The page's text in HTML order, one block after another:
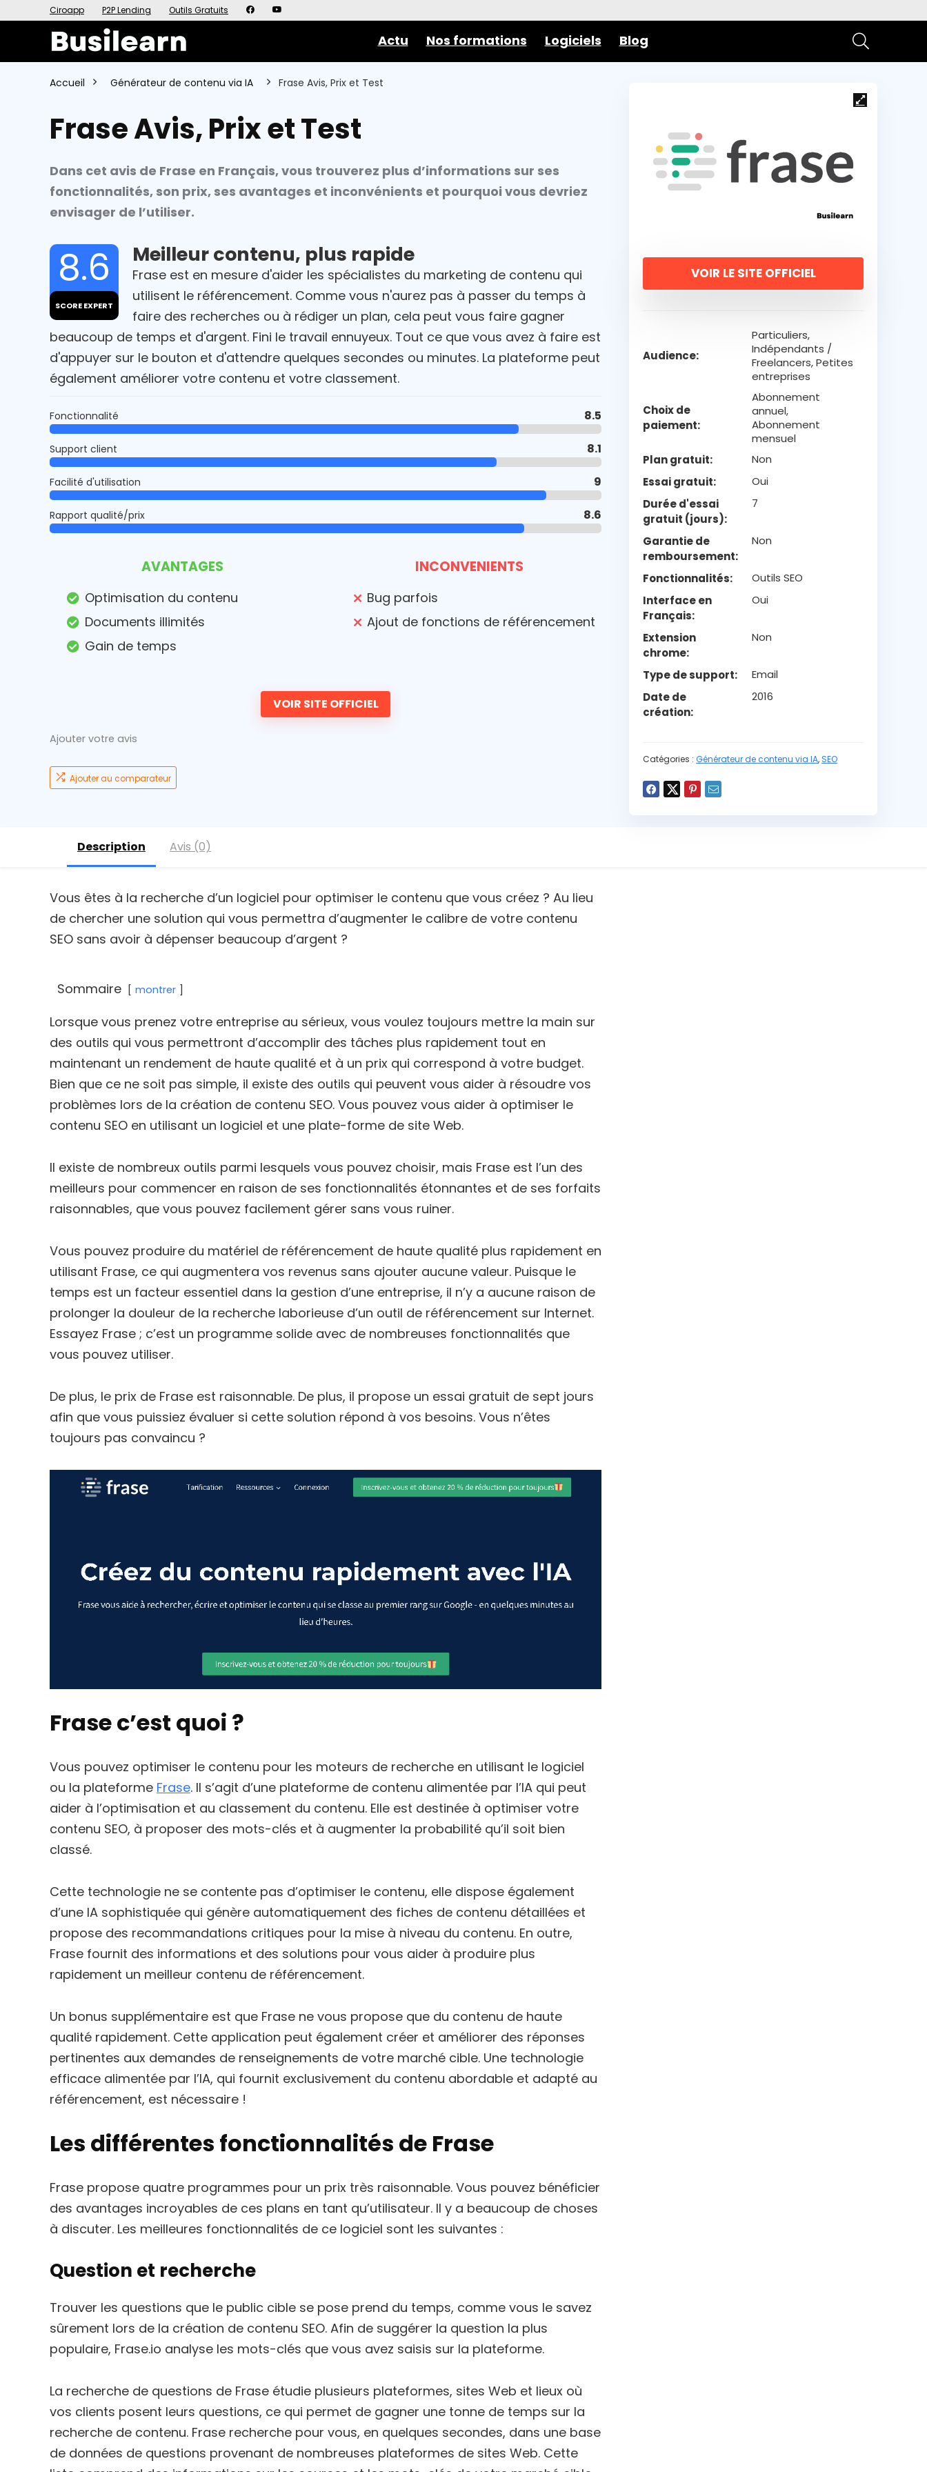
Ciroapp P2P Lending Outils Gratuits
Actu Nos formations Logiciels Blog
Accueil Générateur de contenu via IA Frase Avis, Prix et Test
Frase Avis, Prix et Test
VOIR LE SITE OFFICIEL
Audience
Particuliers,
Indépendants /
Freelancers, Petites
entreprises
Choix de
paiement
Abonnement
annuel,
Abonnement
mensuel
Plan gratuit
Non
Essai gratuit
Oui
Durée d'essai
gratuit (jours)
7
Garantie de
remboursement
Non
Fonctionnalités
Outils SEO
Interface en
Français
Oui
Extension
chrome
Non
Type de support
Email
Date de
création
2016
Catégories : Générateur de contenu via IA, SEO
Dans cet avis de Frase en Français, vous trouverez plus d’informations sur ses
fonctionnalités, son prix, ses avantages et inconvénients et pourquoi vous devriez
envisager de l’utiliser.
8.6
SCORE EXPERT
Meilleur contenu, plus rapide
Frase est en mesure d'aider les spécialistes du marketing de contenu qui
utilisent le référencement. Comme vous n'aurez pas à passer du temps à
faire des recherches ou à rédiger un plan, cela peut vous faire gagner
beaucoup de temps et d'argent. Fini le travail ennuyeux. Tout ce que vous avez à faire est
d'appuyer sur le bouton et d'attendre quelques secondes ou minutes. La plateforme peut
également améliorer votre contenu et votre classement.
Fonctionnalité 8.5
Support client 8.1
Facilité d'utilisation 9
Rapport qualité/prix 8.6
AVANTAGES
Optimisation du contenu
Documents illimités
Gain de temps
INCONVENIENTS
Bug parfois
Ajout de fonctions de référencement
VOIR SITE OFFICIEL
Ajouter votre avis
Ajouter au comparateur
Description Avis (0)
Vous êtes à la recherche d’un logiciel pour optimiser le contenu que vous créez ? Au lieu
de chercher une solution qui vous permettra d’augmenter le calibre de votre contenu
SEO sans avoir à dépenser beaucoup d’argent ?
Sommaire montrer
Lorsque vous prenez votre entreprise au sérieux, vous voulez toujours mettre la main sur
des outils qui vous permettront d’accomplir des tâches plus rapidement tout en
maintenant un rendement de haute qualité et à un prix qui correspond à votre budget.
Bien que ce ne soit pas simple, il existe des outils qui peuvent vous aider à résoudre vos
problèmes lors de la création de contenu SEO. Vous pouvez vous aider à optimiser le
contenu SEO en utilisant un logiciel et une plate-forme de site Web.
Il existe de nombreux outils parmi lesquels vous pouvez choisir, mais Frase est l’un des
meilleurs pour commencer en raison de ses fonctionnalités étonnantes et de ses forfaits
raisonnables, que vous pouvez facilement gérer sans vous ruiner.
Vous pouvez produire du matériel de référencement de haute qualité plus rapidement en
utilisant Frase, ce qui augmentera vos revenus sans ajouter aucune valeur. Puisque le
temps est un facteur essentiel dans la gestion d’une entreprise, il n’y a aucune raison de
prolonger la douleur de la recherche laborieuse d’un outil de référencement sur Internet.
Essayez Frase ; c’est un programme solide avec de nombreuses fonctionnalités que
vous pouvez utiliser.
De plus, le prix de Frase est raisonnable. De plus, il propose un essai gratuit de sept jours
afin que vous puissiez évaluer si cette solution répond à vos besoins. Vous n’êtes
toujours pas convaincu ?
Frase c’est quoi ?
Vous pouvez optimiser le contenu pour les moteurs de recherche en utilisant le logiciel
ou la plateforme Frase. Il s’agit d’une plateforme de contenu alimentée par l’IA qui peut
aider à l’optimisation et au classement du contenu. Elle est destinée à optimiser votre
contenu SEO, à proposer des mots-clés et à augmenter la probabilité qu’il soit bien
classé.
Cette technologie ne se contente pas d’optimiser le contenu, elle dispose également
d’une IA sophistiquée qui génère automatiquement des fiches de contenu détaillées et
propose des recommandations critiques pour la mise à niveau du contenu. En outre,
Frase fournit des informations et des solutions pour vous aider à produire plus
rapidement un meilleur contenu de référencement.
Un bonus supplémentaire est que Frase ne vous propose que du contenu de haute
qualité rapidement. Cette application peut également créer et améliorer des réponses
pertinentes aux demandes de renseignements de votre marché cible. Une technologie
efficace alimentée par l’IA, qui fournit exclusivement du contenu abordable et adapté au
référencement, est nécessaire !
Les différentes fonctionnalités de Frase
Frase propose quatre programmes pour un prix très raisonnable. Vous pouvez bénéficier
des avantages incroyables de ces plans en tant qu’utilisateur. Il y a beaucoup de choses
à discuter. Les meilleures fonctionnalités de ce logiciel sont les suivantes :
Question et recherche
Trouver les questions que le public cible se pose prend du temps, comme vous le savez
sûrement lors de la création de contenu SEO. Afin de suggérer la question la plus
populaire, Frase.io analyse les mots-clés que vous avez saisis sur la plateforme.
La recherche de questions de Frase étudie plusieurs plateformes, sites Web et lieux où
vos clients posent leurs questions, ce qui permet de gagner une tonne de temps sur la
recherche de contenu. Frase recherche pour vous, en quelques secondes, dans une base
de données de questions provenant de nombreuses plateformes de sites Web. Cette